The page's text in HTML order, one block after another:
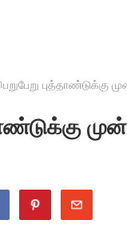
புத்தாண்டுக்கு